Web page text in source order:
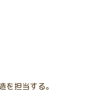
を担当する。